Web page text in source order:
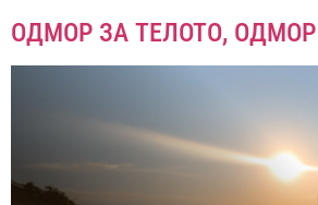
ОДМОР ЗА ТЕЛОТО,